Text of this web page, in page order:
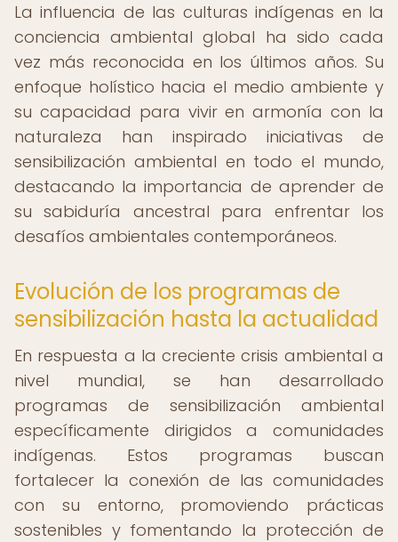
La influencia de las culturas indígenas en la
conciencia ambiental global ha sido cada
vez más reconocida en los últimos años. Su
enfoque holístico hacia el medio ambiente y
su capacidad para vivir en armonía con la
naturaleza han inspirado iniciativas de
sensibilización ambiental en todo el mundo,
destacando la importancia de aprender de
su sabiduría ancestral para enfrentar los
desafíos ambientales contemporáneos.
Evolución de los programas de
sensibilización hasta la actualidad
En respuesta a la creciente crisis ambiental a
nivel mundial, se han desarrollado
programas de sensibilización ambiental
específicamente dirigidos a comunidades
indígenas. Estos programas buscan
fortalecer la conexión de las comunidades
con su entorno, promoviendo prácticas
sostenibles y fomentando la protección de